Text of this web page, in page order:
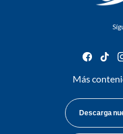
Más
Descarga